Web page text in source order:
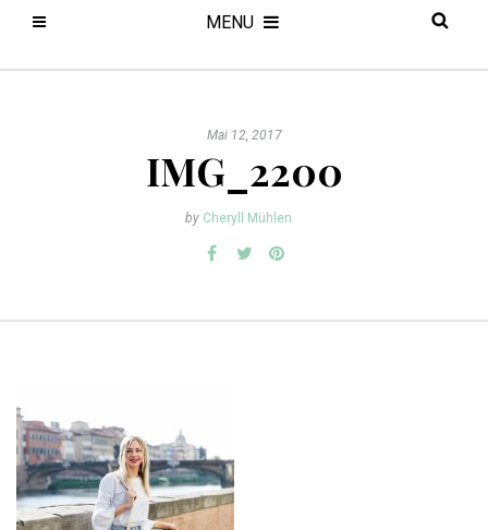
MENU
Mai 12, 2017
IMG_2200
by Cheryll Mühlen